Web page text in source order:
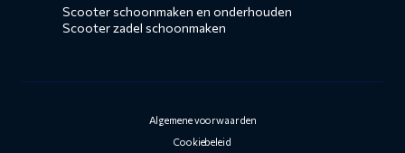
Scooter schoonmaken en onderhouden
Scooter zadel schoonmaken
Algemene voorwaarden
Cookiebeleid